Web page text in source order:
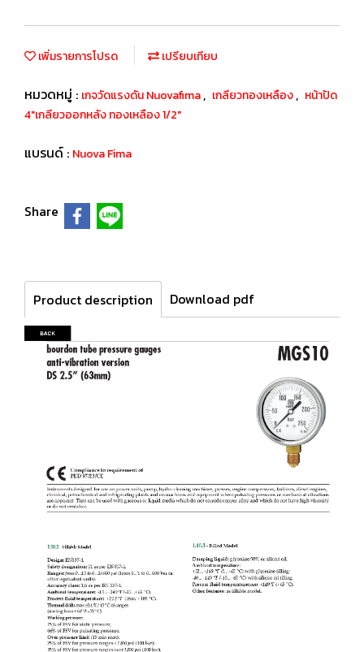
เพิ่มรายการโปรด เปรียบเทียบ
หมวดหมู่ : เกจวัดแรงดัน Nuovafima, เกลียวทองเหลือง, หน้าปัด
4"เกลียวออกหลัง ทองเหลือง 1/2"
แบรนด์ : Nuova Fima
Share
Product description Download pdf